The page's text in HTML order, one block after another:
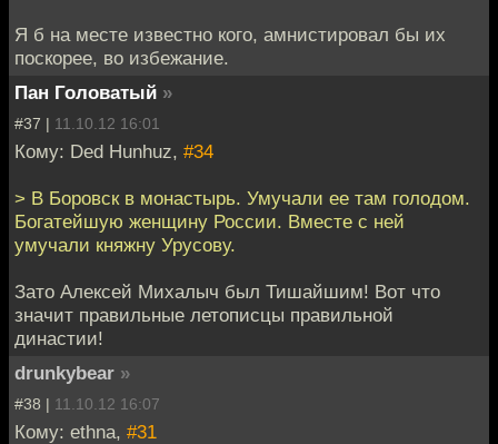
Я б на месте известно кого, амнистировал бы их
поскорее, во избежание.
Пан Головатый »
#37 | 11.10.12 16:01
Кому: Ded Hunhuz, #34
> В Боровск в монастырь. Умучали ее там голодом.
Богатейшую женщину России. Вместе с ней
умучали княжну Урусову.
Зато Алексей Михалыч был Тишайшим! Вот что
значит правильные летописцы правильной
династии!
drunkybear »
#38 | 11.10.12 16:07
Кому: ethna, #31